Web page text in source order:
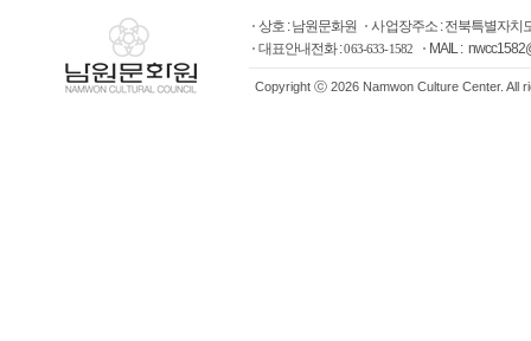
상호 : 남원문화원
사업장주소 : 전북특별자
대표안내전화 :063-633-1582 MAIL :
Copyright ⓒ 2026 Namwon Culture Center. All